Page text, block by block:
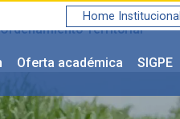
Home Institucional
Oferta académica SIGPE
Territorial